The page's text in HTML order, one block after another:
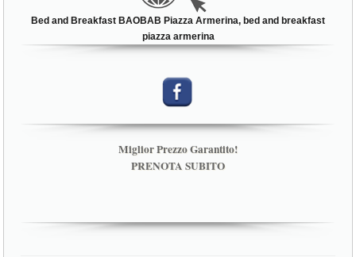
Bed and Breakfast BAOBAB Piazza Armerina, bed and breakfast
piazza armerina
Miglior Prezzo Garantito!
PRENOTA SUBITO